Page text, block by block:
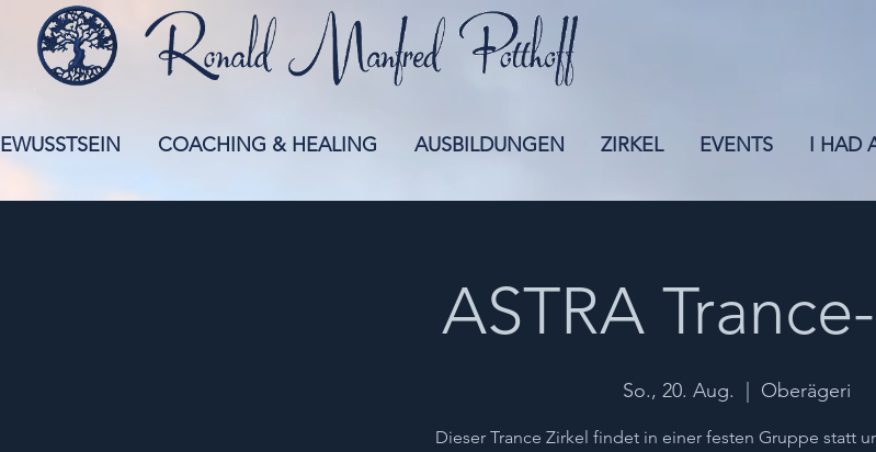
COACHING & HEALING AUSBILDUNGEN ZIRKEL EVENTS I HAD
ASTRA
So., 20. Aug. Oberägeri
Dieser Trance Zirkel findet in einer festen Gruppe statt